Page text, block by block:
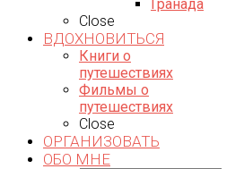
Гранада
Close
ВДОХНОВИТЬСЯ
Книги о
путешествиях
Фильмы о
путешествиях
Close
ОРГАНИЗОВАТЬ
ОБО МНЕ